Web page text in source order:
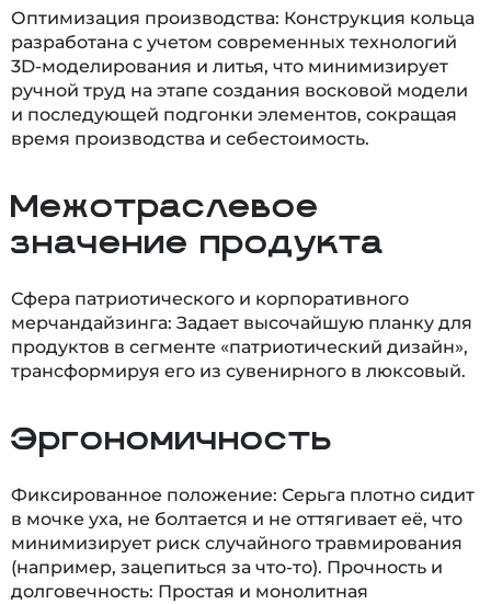
Оптимизация производства: Конструкция кольца
разработана с учетом современных технологий
3D-моделирования и литья, что минимизирует
ручной труд на этапе создания восковой модели
и последующей подгонки элементов, сокращая
время производства и себестоимость.
Межотраслевое
значение продукта
Сфера патриотического и корпоративного
мерчандайзинга: Задает высочайшую планку для
продуктов в сегменте «патриотический дизайн»,
трансформируя его из сувенирного в люксовый.
Эргономичность
Фиксированное положение: Серьга плотно сидит
в мочке уха, не болтается и не оттягивает её, что
минимизирует риск случайного травмирования
(например, зацепиться за что-то). Прочность и
долговечность: Простая и монолитная